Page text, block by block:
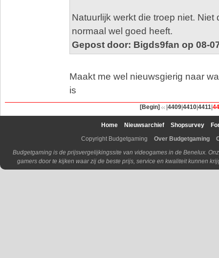
Natuurlijk werkt die troep niet. Niet
normaal wel goed heeft.
Gepost door: Bigds9fan op 08-
Maakt me wel nieuwsgierig naar
is
[Begin] |4409|4410|4411|
Home Nieuwsarchief Shopsurvey
Copyright Budgetgaming
Over Budgetgaming
Budgetgaming is de prijsvergelijkingssite van videogames in de Benelux.
gamers door te kijken waar zij de beste prijs, service en kwaliteit kunnen